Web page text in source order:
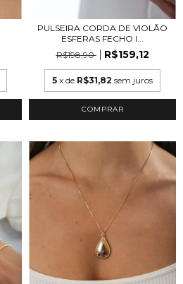
PULSEIRA CORDA DE VIOLÃO
ESFERAS FECHO I...
R$198,90
R$159,12
5 x de R$31,82 sem juros
COMPRAR